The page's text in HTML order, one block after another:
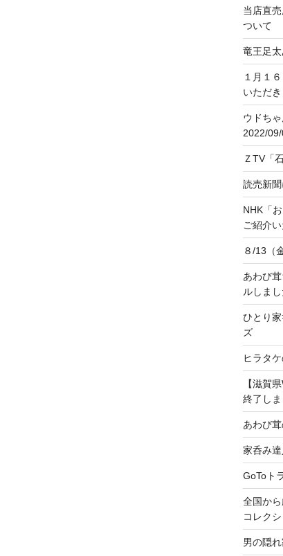
当店直
ついて
竜王足太
１月１
いただ
ウドち
2022/09/
ＺTV「
読売新
NHK「
ご紹介
８/13（
あわび
ルしまし
ひとり
ズ
ヒラタ
【滋賀
終了しま
あわび
家呑み
GoToト
全国か
コレク
男の隠